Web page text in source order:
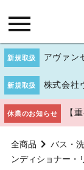
新規取扱 アヴァン
新規取扱 株式会社
休業のお知らせ 【
全商品 バス・
ンディショナー・